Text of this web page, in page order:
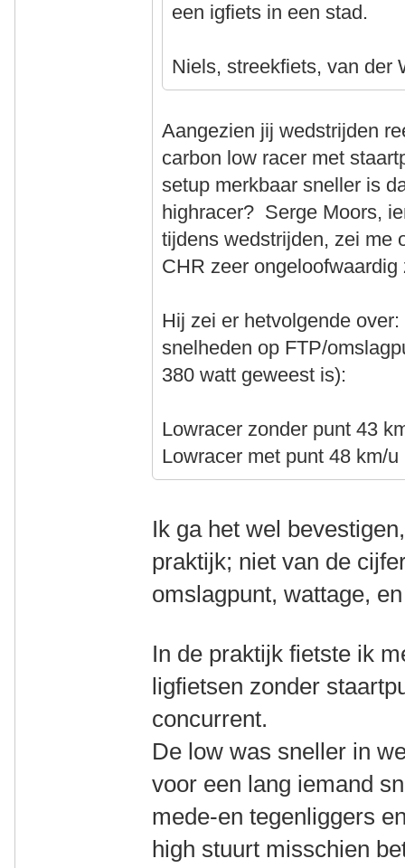
een igfiets in een stad.
Niels, streekfiets, van der
Aangezien jij wedstrijden
carbon low racer met
setup merkbaar sneller is
highracer? Serge Moors,
tijdens wedstrijden, zei me
CHR zeer ongeloofwaardig
Hij zei er hetvolgende
snelheden op FTP/
380 watt geweest is):
Lowracer zonder punt 43
Lowracer met punt 48 km/u
Ik ga het wel
praktijk; niet van de
omslagpunt, wattage,
In de praktijk fietste ik
ligfietsen zonder
concurrent.
De low was sneller in
voor een lang iemand
mede-en tegenliggers
high stuurt misschien